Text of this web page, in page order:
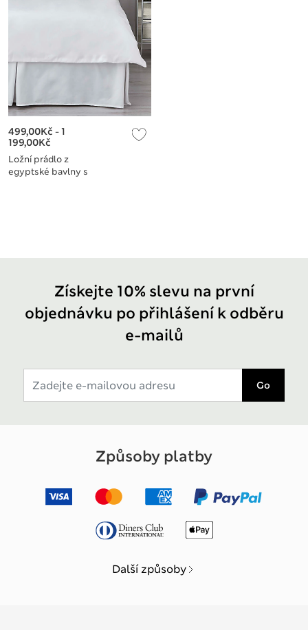
Ložní prádlo z
egyptské bavlny s
499,00Kč -1
199,00Kč
Získejte 10% slevu na první
objednávku po přihlášení k odběru
e-mailů
Go
Způsoby platby
Další způsoby